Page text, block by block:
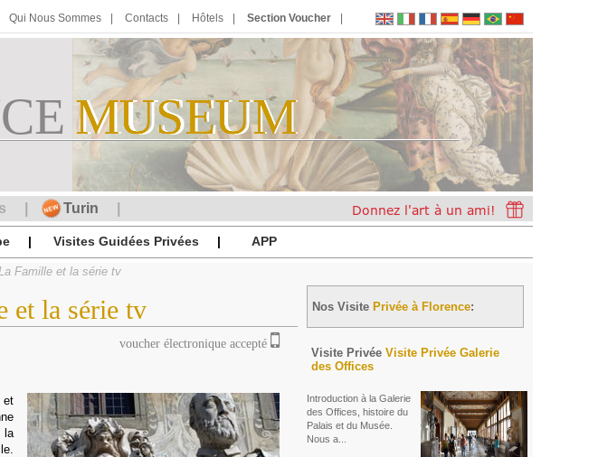
Qui Nous Sommes Contacts Hôtels Section Voucher
MUSEUM
MUSEUM
Turin
Visites Guidées Privées APP
Famille et la série tv
et la série tv
voucher électronique accepté
et
la
Nos Visite Privée à Florence:
Visite Privée Visite Privée Galerie
des Offices
Introduction à la Galerie
des Offices, histoire du
Palais et du Musée.
Nous a...